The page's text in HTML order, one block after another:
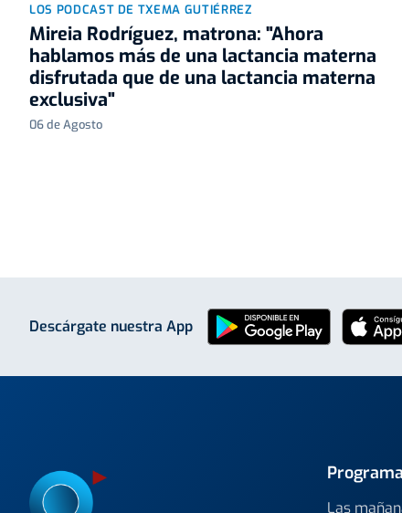
LOS PODCAST DE TXEMA GUTIÉRREZ
Mireia Rodríguez, matrona: "Ahora
hablamos más de una lactancia materna
disfrutada que de una lactancia materna
exclusiva"
06 de Agosto
Descárgate nuestra App
Las